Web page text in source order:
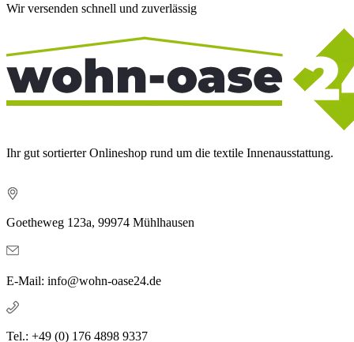
Wir versenden schnell und zuverlässig
Ihr gut sortierter Onlineshop rund um die textile Innenausstattung.
Goetheweg 123a, 99974 Mühlhausen
E-Mail: info@wohn-oase24.de
Tel.: +49 (0) 176 4898 9337